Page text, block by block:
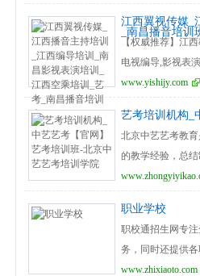
江西翼视传媒_
_南昌播音培训
【权威推荐】江
电视编导,影视表
www.yishijy.com
艺考培训机构_
北京中艺艺考教
的教学经验，总
术人才。
职业学校
职校通招生网专
务，同时还提供各
www.zhixiaoto.com